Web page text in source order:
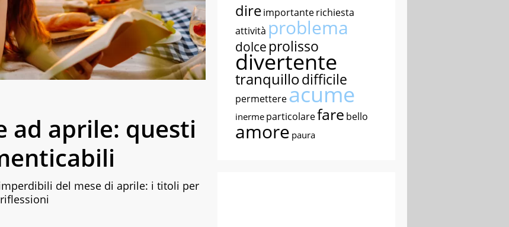
ad aprile: questi
del mese di aprile: i titoli per
direimportanterichiesta
attività problema
dolce prolisso
divertente
tranquillodifficile
permettereacume
inerme particolarefare bello
amore paura